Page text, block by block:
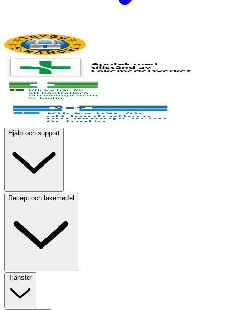
Hjälp och support
Recept och läkemedel
Tjänster